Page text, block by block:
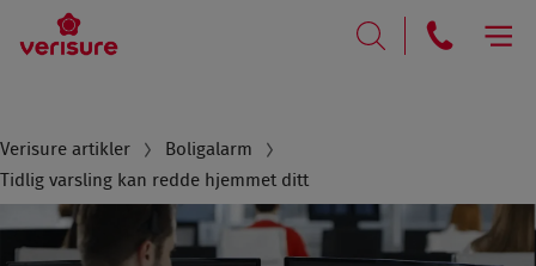
Breadcrumb
Verisure artikler
Boligalarm
Tidlig varsling kan redde hjemmet ditt